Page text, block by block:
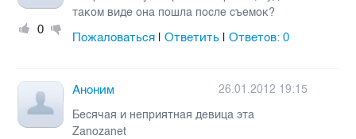
0
таком виде она пошла после съемок?
Пожаловаться |Ответить |Ответов:0
Аноним
26.01.2012 19:15
Бесячая и неприятная девица эта
Zanozanet